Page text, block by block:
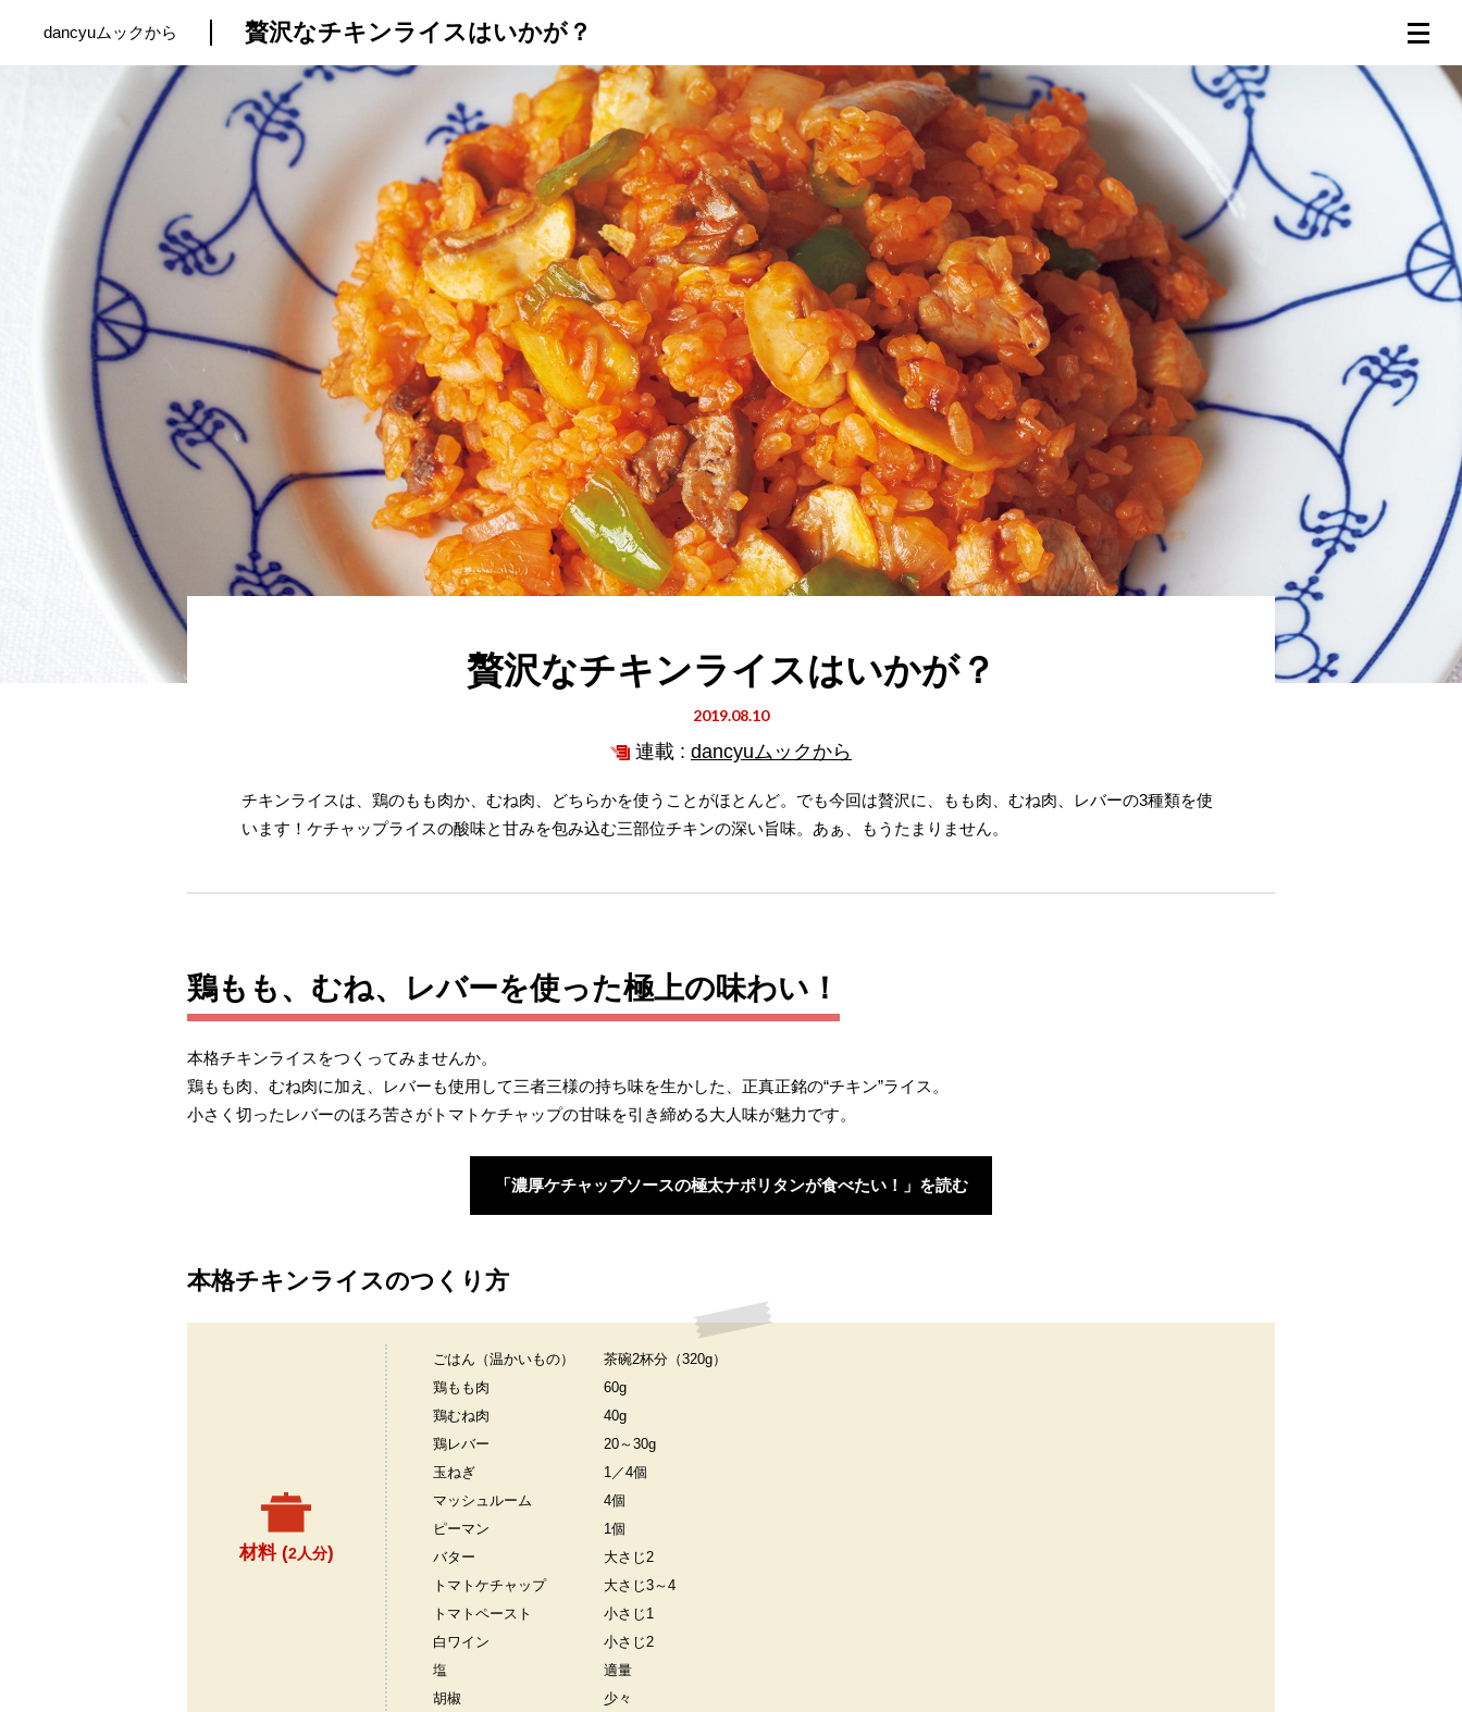
トップ プロが教えるレシピ
dancyuムックから 贅沢なチキンライスはいかが？
贅沢なチキンライスはいかが？
2019.08.10
連載 : dancyuムックから
チキンライスは、鶏のもも肉か、むね肉、どちらかを使うことがほとんど。でも今回は贅沢に、もも肉、むね肉、レバーの3種類を使
います！ケチャップライスの酸味と甘みを包み込む三部位チキンの深い旨味。あぁ、もうたまりません。
鶏もも、むね、レバーを使った極上の味わい！
本格チキンライスをつくってみませんか。
鶏もも肉、むね肉に加え、レバーも使用して三者三様の持ち味を生かした、正真正銘の“チキン”ライス。
小さく切ったレバーのほろ苦さがトマトケチャップの甘味を引き締める大人味が魅力です。
「濃厚ケチャップソースの極太ナポリタンが食べたい！」を読む
本格チキンライスのつくり方
材料 (2人分)
ごはん（温かいもの）
茶碗2杯分（320g）
鶏もも肉
60g
鶏むね肉
40g
鶏レバー
20～30g
玉ねぎ
1／4個
マッシュルーム
4個
ピーマン
1個
バター
大さじ2
トマトケチャップ
大さじ3～4
トマトペースト
小さじ1
白ワイン
小さじ2
塩
適量
胡椒
少々